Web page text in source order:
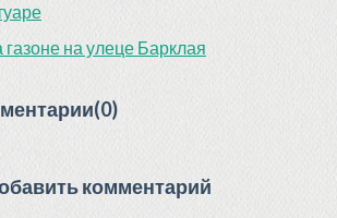
газоне на улеце Барклая
комментарий